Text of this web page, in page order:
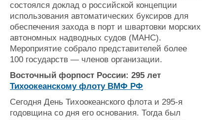
состоялся доклад о российской концепции
использования автоматических буксиров для
обеспечения захода в порт и швартовки морских
автономных надводных судов (МАНС).
Мероприятие собрало представителей более
100 государств — членов организации.
Восточный форпост России: 295 лет
Тихоокеанскому флоту ВМФ РФ
Сегодня День Тихоокеанского флота и 295-я
годовщина со дня его основания. Тогда был